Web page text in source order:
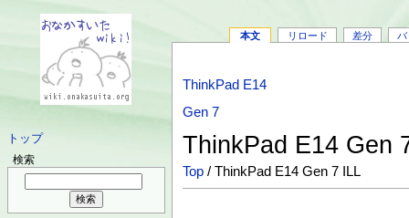
トップ
検索
本文 リロード 差分 バ
ThinkPad E14
Gen 7
ThinkPad E14 Gen
Top / ThinkPad E14 Gen 7 ILL